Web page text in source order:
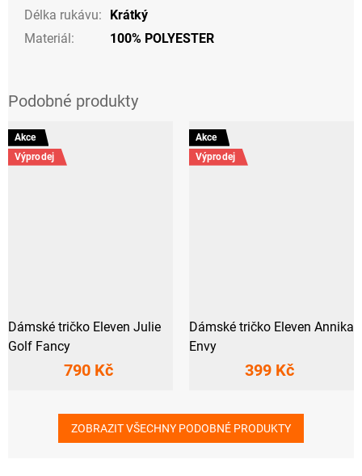
Délka rukávu:
Krátký
Materiál: 100% POLYESTER
Akce
Výprodej
Dámské tričko Eleven Julie
Golf Fancy
790 Kč
Akce
Výprodej
Dámské tričko Eleven Annika
Envy
399 Kč
ZOBRAZIT VŠECHNY PODOBNÉ PRODUKTY